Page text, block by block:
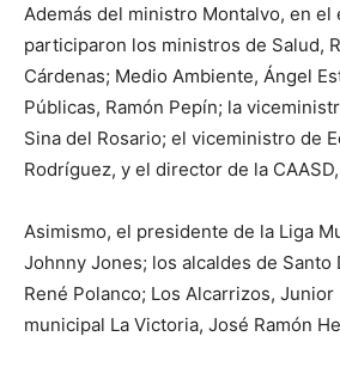
Además del ministro Montalvo, en el
participaron los ministros de Salud,
Cárdenas; Medio Ambiente, Ángel
Públicas, Ramón Pepín; la
Sina del Rosario; el viceministro de
Rodríguez, y el director de la
Asimismo, el presidente de la Liga
Johnny Jones; los alcaldes de Santo
René Polanco; Los Alcarrizos,
municipal La Victoria, José Ramón